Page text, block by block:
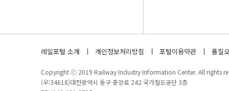
레일포털 소개 개인정보처리방침 포털이용약관 품질
Copyright ⓒ 2019 Railway Industry Information Center. All rights
(우:34618)대전광역시 동구 중앙로 242 국가철도공단 3층